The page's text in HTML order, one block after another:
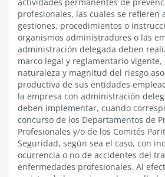
profesionales, las cuales se refieren
gestiones, procedimientos o
organismos administradores o las
administración delegada deben
marco legal y reglamentario
naturaleza y magnitud del riesgo
productiva de sus entidades
la empresa con administración
deben implementar, cuando
concurso de los Departamentos de
Profesionales y/o de los Comités
Seguridad, según sea el caso, con
ocurrencia o no de accidentes del
enfermedades profesionales. Al